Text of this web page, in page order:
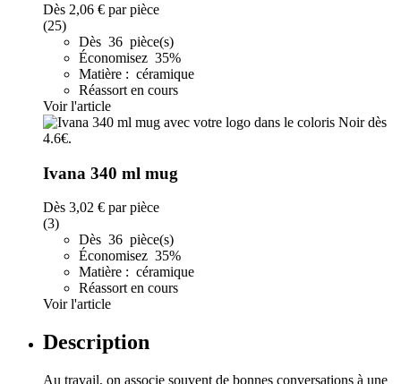
Dès 2,06 € par pièce
(25)
Dès 36 pièce(s)
Économisez 35%
Matière : céramique
Réassort en cours
Voir l'article
Ivana 340 ml mug
Dès 3,02 € par pièce
(3)
Dès 36 pièce(s)
Économisez 35%
Matière : céramique
Réassort en cours
Voir l'article
Description
Au travail, on associe souvent de bonnes conversations à une